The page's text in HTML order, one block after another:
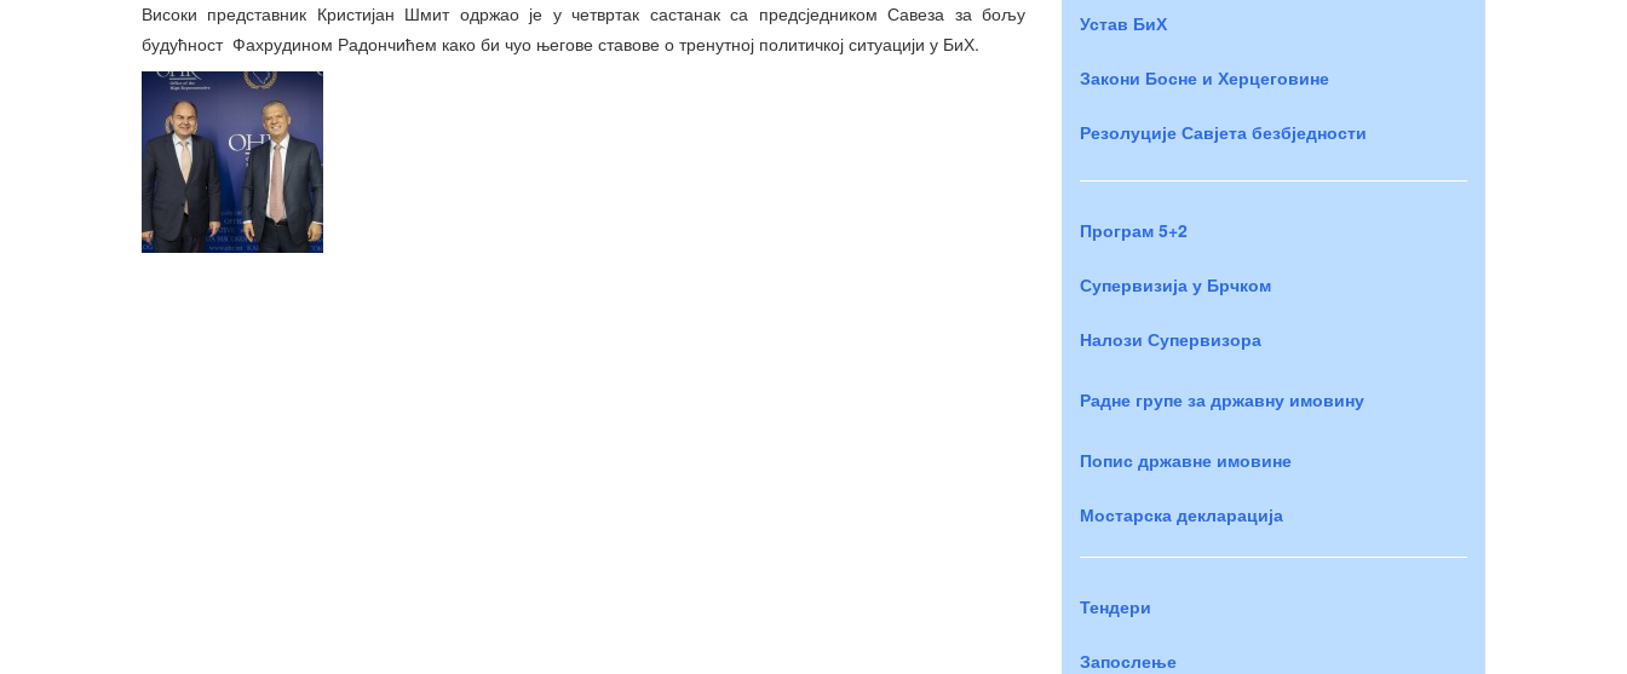
Високи представник Кристијан Шмит одржао је у четвртак састанак са предсједником Савеза за бољу
будућност Фахрудином Радончићем како би чуо његове ставове о тренутној политичкој ситуацији у БиХ.
Устав БиХ
Закони Босне и Херцеговине
Резолуције Савјета безбједности
Програм 5+2
Супервизија у Брчком
Налози Супервизора
Радне групе за државну имовину
Попис државне имовине
Мостарска декларација
Тендери
Запослење